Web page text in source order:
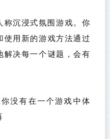
沉浸式氛围游戏。你
使用新的游戏方法通过
解决每一个谜题，会有
没有在一个游戏中体